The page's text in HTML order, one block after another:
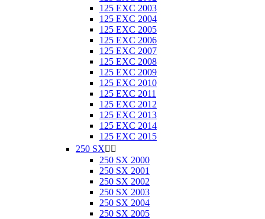
125 EXC 2003
125 EXC 2004
125 EXC 2005
125 EXC 2006
125 EXC 2007
125 EXC 2008
125 EXC 2009
125 EXC 2010
125 EXC 2011
125 EXC 2012
125 EXC 2013
125 EXC 2014
125 EXC 2015
250 SX 
250 SX 2000
250 SX 2001
250 SX 2002
250 SX 2003
250 SX 2004
250 SX 2005